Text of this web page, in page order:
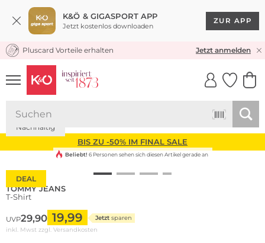
K&Ö & GIGASPORT APP
Jetzt kostenlos downloaden
ZUR APP
KOSTENLOSER VERSAND* & RÜCKVERSAND
Pluscard Vorteile erhalten Jetzt anmelden
UNSERE APP
CLICK &
BIS ZU -50% IM FINAL SALE
DEAL
Nachhaltig
Beliebt! 6 Personen sehen sich diesen Artikel gerade an
TOMMY JEANS
T-Shirt
UVP29,90 19,99 Jetzt sparen
inkl. Mwst zzgl. Versandkosten